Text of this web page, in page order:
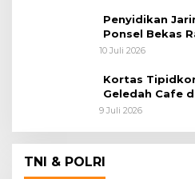
Penyidikan
Ponsel Bekas
Tersangka
10 Juli 2026
Kortas
Geledah Cafe
9 Juli 2026
TNI & POLRI